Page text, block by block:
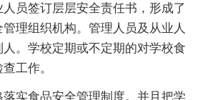
员签订层层安全责任书，形成了
理组织机构。管理人员及从业人
。学校定期或不定期的对学校食
工作。
食品安全管理制度。并且把学